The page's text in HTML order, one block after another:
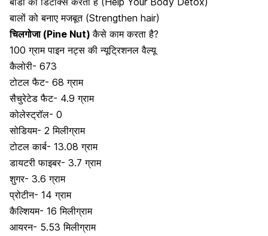
बालों को बनाए मजबूत (Strengthen hair)
चिलगोजा (Pine Nut)कैसे काम करता है?
100 ग्राम पाइन नट्स की न्यूट्रिशनल वैल्यू
कैलोरी- 673
टोटल फैट- 68 ग्राम
सैचुरेटेड फैट- 4.9 ग्राम
कोलेस्ट्रॉल- 0
सोडियम- 2 मिलीग्राम
टोटल कार्ब- 13.08 ग्राम
डायटरी फाइबर- 3.7 ग्राम
शुगर- 3.6 ग्राम
प्रोटीन- 14 ग्राम
कैल्शियम- 16 मिलीग्राम
आयरन- 5.53 मिलीग्राम